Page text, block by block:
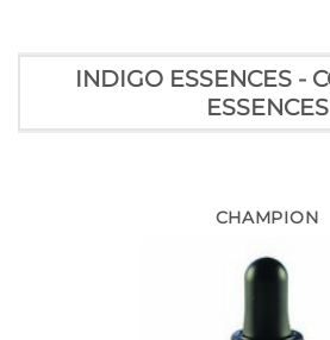
INDIGO ESSENCES -
ESSENCES
CHAMPION